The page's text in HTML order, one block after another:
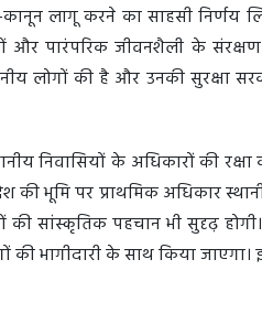
लागू करने का साहसी निर्णय
और पारंपरिक जीवनशैली के
लोगों की है और उनकी सुरक्षा
निवासियों के अधिकारों की
की भूमि पर प्राथमिक अधिकार
की सांस्कृतिक पहचान भी सुदृढ़
की भागीदारी के साथ किया